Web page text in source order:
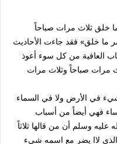
خلق ثلاث مرات صباحاً
ما خلق» فقد جاءت الأحاديث
العافية من كل سوء أعوذ
مرات صباحاً وثلاث مرات
في الأرض ولا في السماء
فهي أيضاً من أسباب
عليه وسلم أن من قالها ثلاثاً
لاا يضر مع اسمه شيء